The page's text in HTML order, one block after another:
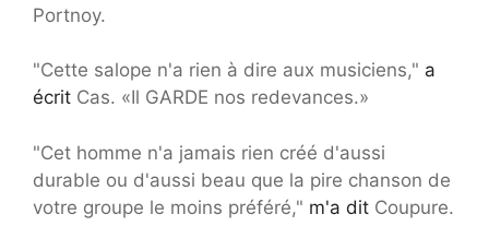
Portnoy.
"Cette salope n'a rien à dire aux musiciens," a
écrit Cas. «Il GARDE nos redevances.»
"Cet homme n'a jamais rien créé d'aussi
durable ou d'aussi beau que la pire chanson de
votre groupe le moins préféré," m'a dit Coupure.